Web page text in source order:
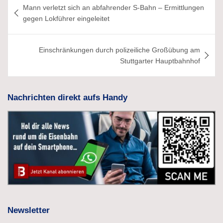
Mann verletzt sich an abfahrender S-Bahn – Ermittlungen
gegen Lokführer eingeleitet
Einschränkungen durch polizeiliche Großübung am
Stuttgarter Hauptbahnhof
Nachrichten direkt aufs Handy
Newsletter